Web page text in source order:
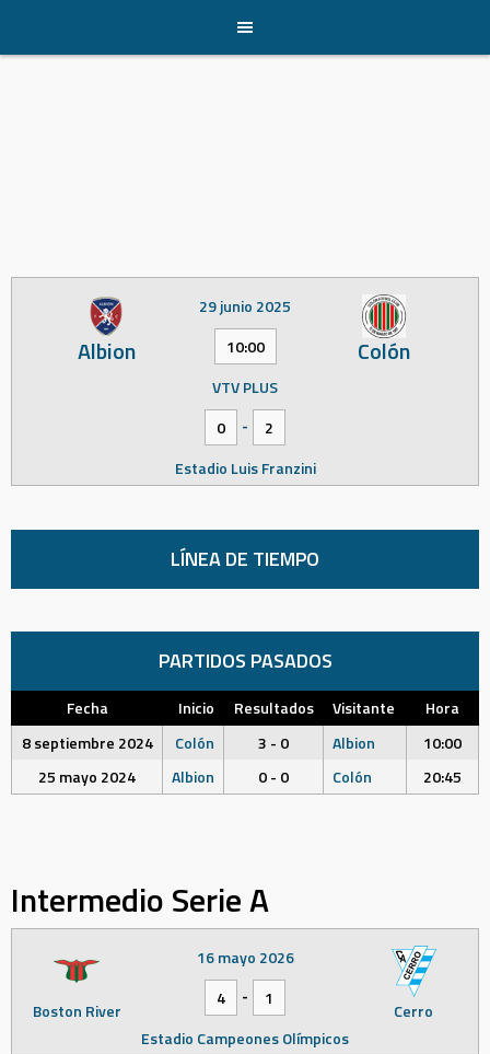
content
Albion Colón
29 junio 2025
10:00
VTV PLUS
0
-
2
Estadio Luis Franzini
LÍNEA DE TIEMPO
PARTIDOS PASADOS
Fecha Inicio Resultados Visitante
Hora
8 septiembre 2024
Colón 3 - 0 Albion
10:00
25 mayo 2024
Albion 0 - 0 Colón 20:45
Intermedio Serie A
Boston River Cerro
16 mayo 2026
4
-
1
Estadio Campeones Olímpicos